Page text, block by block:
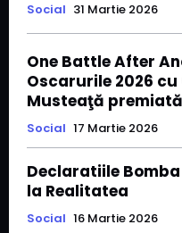
Social 31 Martie 2026
One Battle After
Oscarurile 2026
Musteaţă premiată
Social 17 Martie 2026
Declaratiile
la Realitatea
Social 16 Martie 2026